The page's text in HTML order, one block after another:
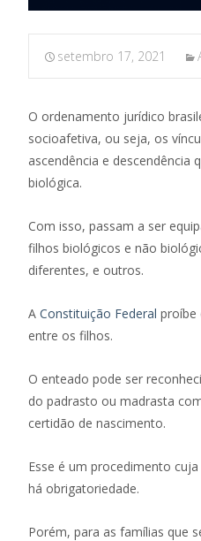
setembro 17, 2021
O ordenamento jurídico
socioafetiva, ou seja, os
ascendência e descendência
biológica.
Com isso, passam a ser
filhos biológicos e não
diferentes, e outros.
A Constituição Federal proíbe
entre os filhos.
O enteado pode ser
do padrasto ou madrasta
certidão de nascimento.
Esse é um procedimento
há obrigatoriedade.
Porém, para as famílias que